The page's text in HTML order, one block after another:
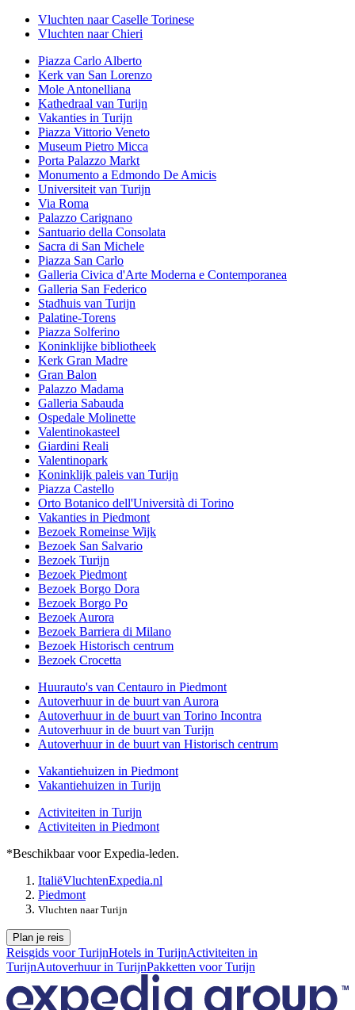
Vluchten naar Caselle Torinese
Vluchten naar Chieri
Piazza Carlo Alberto
Kerk van San Lorenzo
Mole Antonelliana
Kathedraal van Turijn
Vakanties in Turijn
Piazza Vittorio Veneto
Museum Pietro Micca
Porta Palazzo Markt
Monumento a Edmondo De Amicis
Universiteit van Turijn
Via Roma
Palazzo Carignano
Santuario della Consolata
Sacra di San Michele
Piazza San Carlo
Galleria Civica d'Arte Moderna e Contemporanea
Galleria San Federico
Stadhuis van Turijn
Palatine-Torens
Piazza Solferino
Koninklijke bibliotheek
Kerk Gran Madre
Gran Balon
Palazzo Madama
Galleria Sabauda
Ospedale Molinette
Valentinokasteel
Giardini Reali
Valentinopark
Koninklijk paleis van Turijn
Piazza Castello
Orto Botanico dell'Università di Torino
Vakanties in Piedmont
Bezoek Romeinse Wijk
Bezoek San Salvario
Bezoek Turijn
Bezoek Piedmont
Bezoek Borgo Dora
Bezoek Borgo Po
Bezoek Aurora
Bezoek Barriera di Milano
Bezoek Historisch centrum
Bezoek Crocetta
Huurauto's van Centauro in Piedmont
Autoverhuur in de buurt van Aurora
Autoverhuur in de buurt van Torino Incontra
Autoverhuur in de buurt van Turijn
Autoverhuur in de buurt van Historisch centrum
Vakantiehuizen in Piedmont
Vakantiehuizen in Turijn
Activiteiten in Turijn
Activiteiten in Piedmont
*Beschikbaar voor Expedia-leden.
ItaliëVluchtenExpedia.nl
Piedmont
Vluchten naar Turijn
Plan je reis
Reisgids voor TurijnHotels in TurijnActiviteiten in
TurijnAutoverhuur in TurijnPakketten voor Turijn